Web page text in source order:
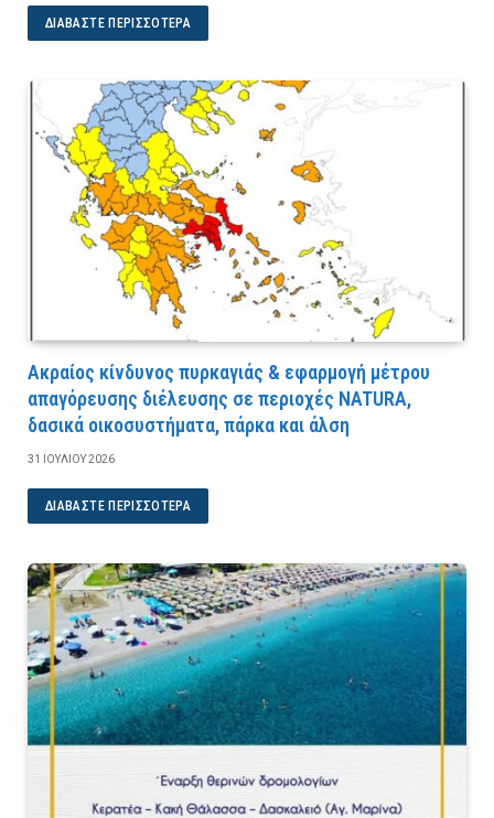
ΔΙΑΒΆΣΤΕ ΠΕΡΙΣΣΌΤΕΡΑ
Ακραίος κίνδυνος πυρκαγιάς & εφαρμογή μέτρου
απαγόρευσης διέλευσης σε περιοχές NATURA,
δασικά οικοσυστήματα, πάρκα και άλση
31 ΙΟΥΛΊΟΥ 2026
ΔΙΑΒΆΣΤΕ ΠΕΡΙΣΣΌΤΕΡΑ